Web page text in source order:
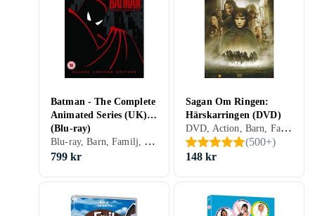
Batman - The Complete
Animated Series (UK)
(Blu-ray)
Blu-ray, Barn, Familj, Storbritannien (UK)
799 kr
Sagan Om Ringen:
Härskarringen (DVD)
DVD, Action, Barn, Fantasy, Äventyr, Familj, Sverige (SE)
(500+)
148 kr